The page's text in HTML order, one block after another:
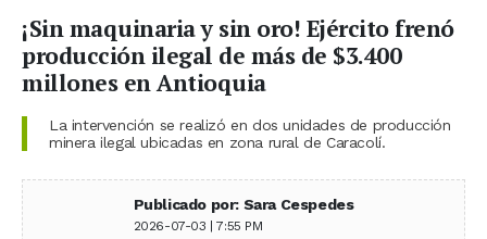
¡Sin maquinaria y sin oro! Ejército frenó
producción ilegal de más de $3.400
millones en Antioquia
La intervención se realizó en dos unidades de producción
minera ilegal ubicadas en zona rural de Caracolí.
Publicado por: Sara Cespedes
2026-07-03 | 7:55 PM